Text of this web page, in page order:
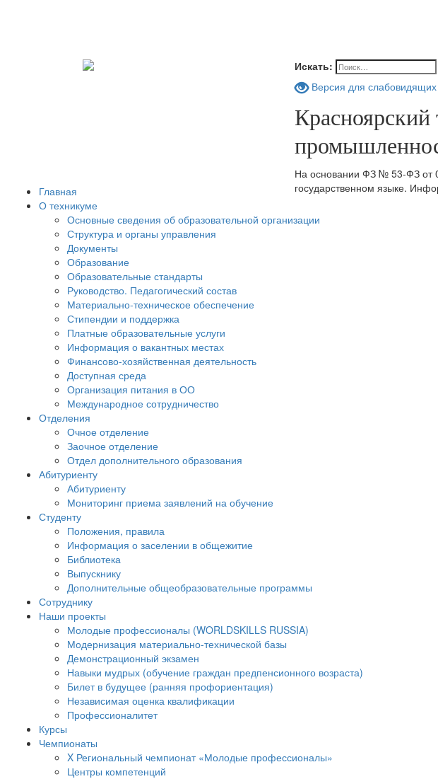
Искать:
Версия для слабовидящих
На основании ФЗ № 53-ФЗ от
государственном языке.
Главная
О техникуме
Основные сведения об образовательной организации
Структура и органы управления
Документы
Образование
Образовательные стандарты
Руководство. Педагогический состав
Материально-техническое обеспечение
Стипендии и поддержка
Платные образовательные услуги
Информация о вакантных местах
Финансово-хозяйственная деятельность
Доступная среда
Организация питания в ОО
Международное сотрудничество
Отделения
Очное отделение
Заочное отделение
Отдел дополнительного образования
Абитуриенту
Абитуриенту
Мониторинг приема заявлений на обучение
Студенту
Положения, правила
Информация о заселении в общежитие
Библиотека
Выпускнику
Дополнительные общеобразовательные программы
Сотруднику
Наши проекты
Молодые профессионалы (WORLDSKILLS RUSSIA)
Модернизация материально-технической базы
Демонстрационный экзамен
Навыки мудрых (обучение граждан предпенсионного возраста)
Билет в будущее (ранняя профориентация)
Независимая оценка квалификации
Профессионалитет
Курсы
Чемпионаты
X Региональный чемпионат «Молодые профессионалы»
Центры компетенций